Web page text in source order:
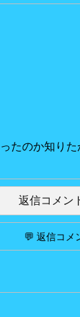
のか知りた
返信コメン
💬 返信コメ